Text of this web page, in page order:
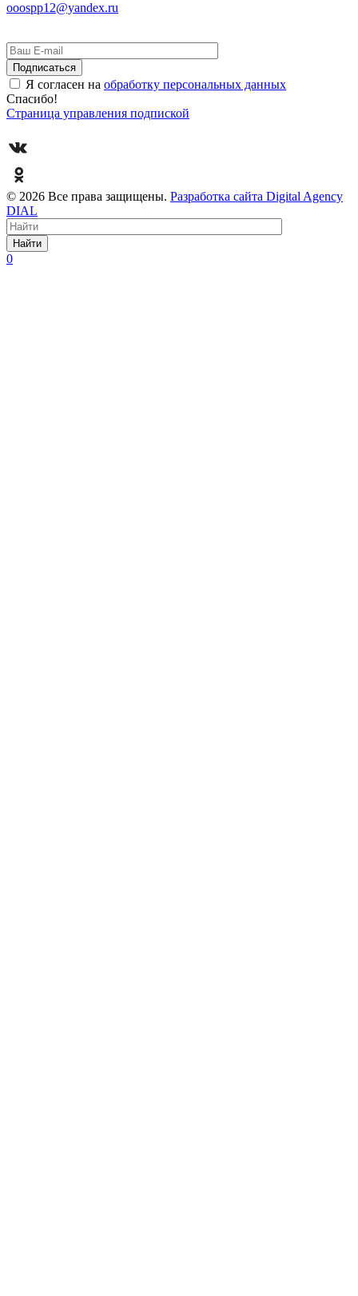
ooospp12@yandex.ru
Я согласен на обработку персональных данных
Спасибо!
Страница управления подпиской
© 2026 Все права защищены. Разработка сайта Digital Agency
DIAL
Найти
0